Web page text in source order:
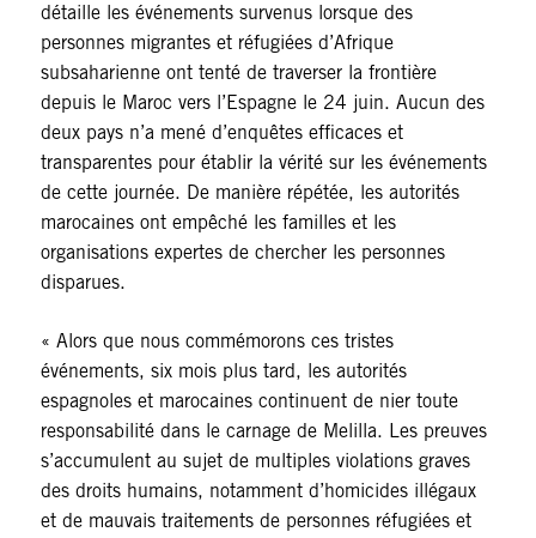
détaille les événements survenus lorsque des
personnes migrantes et réfugiées d’Afrique
subsaharienne ont tenté de traverser la frontière
depuis le Maroc vers l’Espagne le 24 juin. Aucun des
deux pays n’a mené d’enquêtes efficaces et
transparentes pour établir la vérité sur les événements
de cette journée. De manière répétée, les autorités
marocaines ont empêché les familles et les
organisations expertes de chercher les personnes
disparues.
« Alors que nous commémorons ces tristes
événements, six mois plus tard, les autorités
espagnoles et marocaines continuent de nier toute
responsabilité dans le carnage de Melilla. Les preuves
s’accumulent au sujet de multiples violations graves
des droits humains, notamment d’homicides illégaux
et de mauvais traitements de personnes réfugiées et